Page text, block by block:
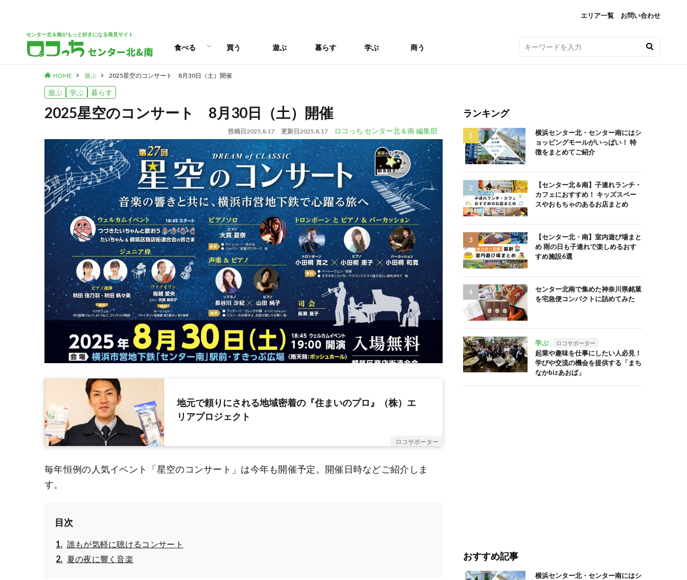
エリア一覧 お問い合わせ
センター北＆南がもっと好きになる発見サイト
食べる
パン
スイーツ
ランチ
カフェ
買う 遊ぶ 暮らす 学ぶ 商う
HOME 遊ぶ 2025星空のコンサート 8月30日（土）開催
遊ぶ 学ぶ 暮らす
2025星空のコンサート 8月30日（土）開催
投稿日2025.8.17 更新日2025.8.17 ロコっち センター北＆南 編集部
地元で頼りにされる地域密着の『住まいのプロ』（株）エ
リアプロジェクト
ロコサポーター
毎年恒例の人気イベント「星空のコンサート」は今年も開催予定。開催日時などご紹介しま
す。
目次
誰もが気軽に聴けるコンサート
夏の夜に響く音楽
ランキング
横浜センター北・センター南にはシ
ョッピングモールがいっぱい！ 特
徴をまとめてご紹介
【センター北＆南】子連れランチ・
カフェにおすすめ！ キッズスペー
スやおもちゃのあるお店まとめ
【センター北・南】室内遊び場まと
め 雨の日も子連れで楽しめるおす
すめ施設6選
センター北南で集めた神奈川県銘菓
を宅急便コンパクトに詰めてみた
学ぶ ロコサポーター
起業や趣味を仕事にしたい人必見！
学びや交流の機会を提供する「まち
なかbizあおば」
おすすめ記事
横浜センター北・センター南にはシ